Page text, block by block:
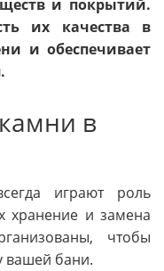
и покрытий.
их качества в
и обеспечивает
в
играют роль
хранение и замена
чтобы
вашей бани.